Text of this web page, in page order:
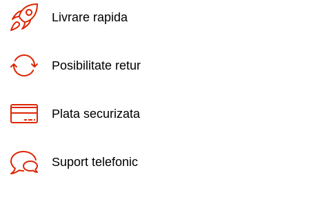
Livrare rapida
Posibilitate retur
Plata securizata
Suport telefonic